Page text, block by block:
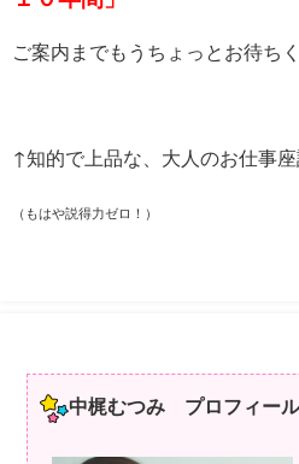
ご案内までもうちょっとお待ち
↑知的で上品な、大人のお仕事座
（もはや説得力ゼロ！）
中梶むつみ プロフィール